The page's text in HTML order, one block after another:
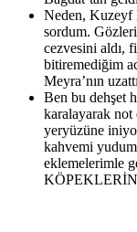
Neden, Kuzeyf
sordum.
cezvesini aldı,
bitiremediğim
Meyra’nın
Ben bu dehşet
karalayarak not
yeryüzüne
kahvemi
eklemelerimle